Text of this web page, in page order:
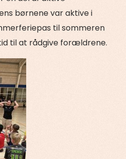
børnene var aktive i
til sommeren
til at rådgive forældrene.